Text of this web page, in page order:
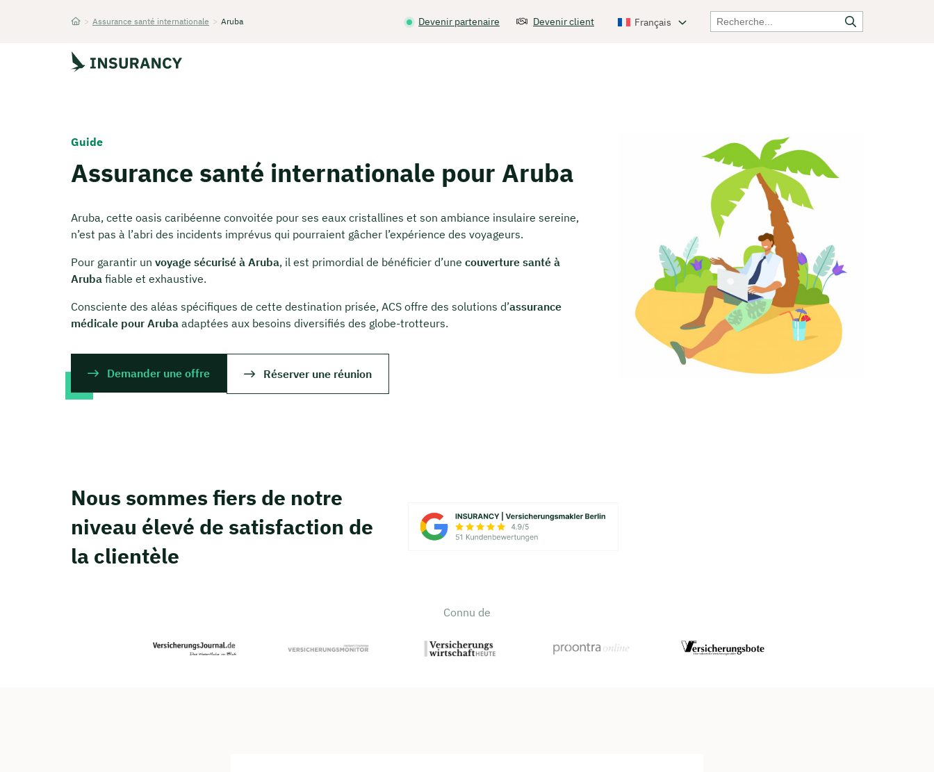
> Assurance santé internationale > Aruba Devenir partenaire Devenir client Français
Guide
Assurance santé internationale pour Aruba
Aruba, cette oasis caribéenne convoitée pour ses eaux cristallines et son ambiance insulaire sereine,
n’est pas à l’abri des incidents imprévus qui pourraient gâcher l’expérience des voyageurs.
Pour garantir un voyage sécurisé à Aruba, il est primordial de bénéficier d’une couverture santé à
Aruba fiable et exhaustive.
Consciente des aléas spécifiques de cette destination prisée, ACS offre des solutions d’assurance
médicale pour Aruba adaptées aux besoins diversifiés des globe-trotteurs.
Demander une offre Réserver une réunion
Nous sommes fiers de notre
niveau élevé de satisfaction de
la clientèle
Connu de